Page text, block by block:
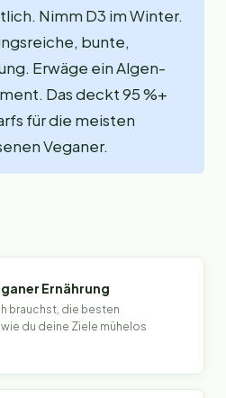
Nimm D3 im Winter.
bunte,
Erwäge ein Algen-
Das deckt 95 %+
für die meisten
Veganer.
Ernährung
brauchst, die besten
du deine Ziele mühelos